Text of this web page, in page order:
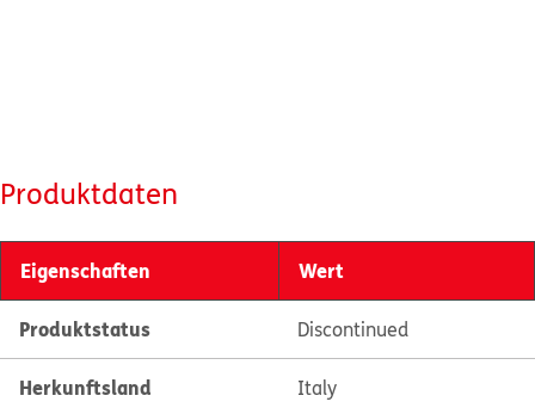
Produktdaten
Eigenschaften Wert
Produktstatus Discontinued
Herkunftsland Italy